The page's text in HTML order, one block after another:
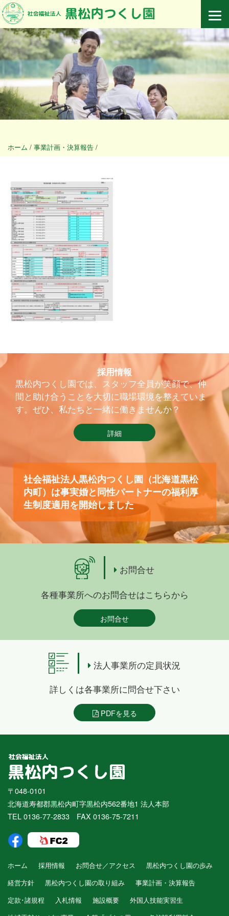
ホーム / 事業計画・決算報告 /
採用情報
黒松内つくし園では、スタッフ全員が笑顔で、仲
間と助け合うことを大切に職場環境を整えていま
す。ぜひ、私たちと一緒に働きませんか？
詳細
社会福祉法人黒松内つくし園（北海道黒松
内町）は事実婚と同性パートナーの福利厚
生制度適用を開始しました
お問合せ
各種事業所へのお問合せはこちらから
お問合せ
法人事業所の定員状況
詳しくは各事業所に問合せ下さい
PDFを見る
〒048-0101
北海道寿都郡黒松内町字黒松内562番地1 法人本部
TEL 0136-77-2833 FAX 0136-75-7211
ホーム 採用情報 お問合せ／アクセス
黒松内つくし園の歩み
経営方針
黒松内つくし園の取り組み
事業計画・決算報告
定款･諸規程
入札情報 施設概要
外国人技能実習生